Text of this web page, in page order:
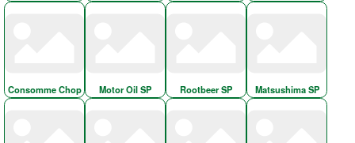
Consomme Chop Motor Oil SP Rootbeer SP Matsushima SP